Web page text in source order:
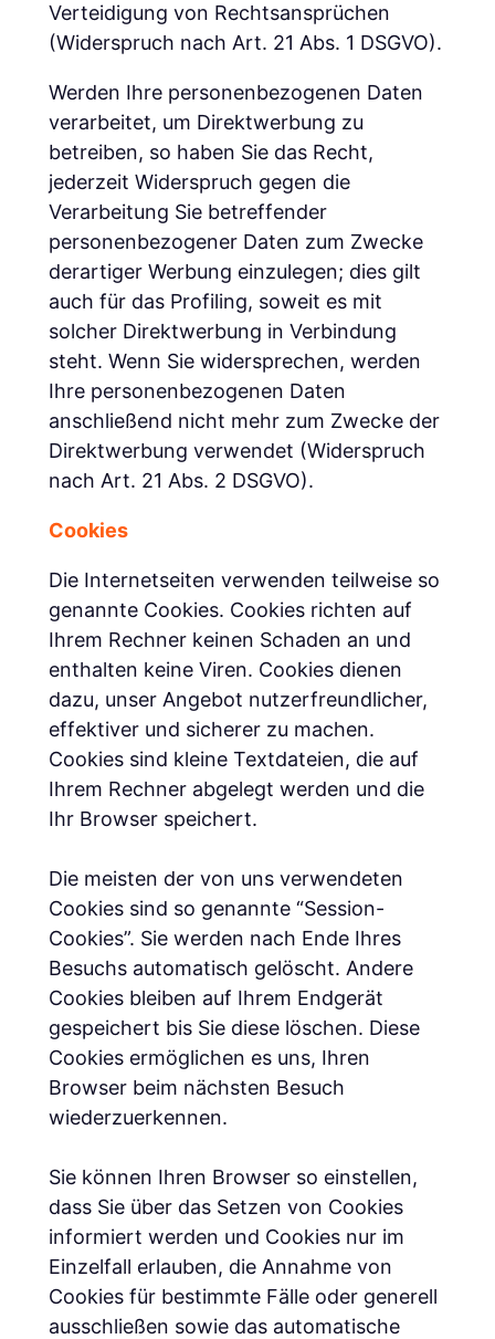
Verteidigung von Rechtsansprüchen
(Widerspruch nach Art. 21 Abs. 1 DSGVO).
Werden Ihre personenbezogenen Daten
verarbeitet, um Direktwerbung zu
betreiben, so haben Sie das Recht,
jederzeit Widerspruch gegen die
Verarbeitung Sie betreffender
personenbezogener Daten zum Zwecke
derartiger Werbung einzulegen; dies gilt
auch für das Profiling, soweit es mit
solcher Direktwerbung in Verbindung
steht. Wenn Sie widersprechen, werden
Ihre personenbezogenen Daten
anschließend nicht mehr zum Zwecke der
Direktwerbung verwendet (Widerspruch
nach Art. 21 Abs. 2 DSGVO).
Cookies
Die Internetseiten verwenden teilweise so
genannte Cookies. Cookies richten auf
Ihrem Rechner keinen Schaden an und
enthalten keine Viren. Cookies dienen
dazu, unser Angebot nutzerfreundlicher,
effektiver und sicherer zu machen.
Cookies sind kleine Textdateien, die auf
Ihrem Rechner abgelegt werden und die
Ihr Browser speichert.
Die meisten der von uns verwendeten
Cookies sind so genannte “Session-
Cookies”. Sie werden nach Ende Ihres
Besuchs automatisch gelöscht. Andere
Cookies bleiben auf Ihrem Endgerät
gespeichert bis Sie diese löschen. Diese
Cookies ermöglichen es uns, Ihren
Browser beim nächsten Besuch
wiederzuerkennen.
Sie können Ihren Browser so einstellen,
dass Sie über das Setzen von Cookies
informiert werden und Cookies nur im
Einzelfall erlauben, die Annahme von
Cookies für bestimmte Fälle oder generell
ausschließen sowie das automatische